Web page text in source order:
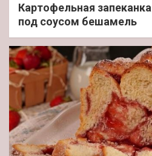
Картофельная
под соусом бешамель